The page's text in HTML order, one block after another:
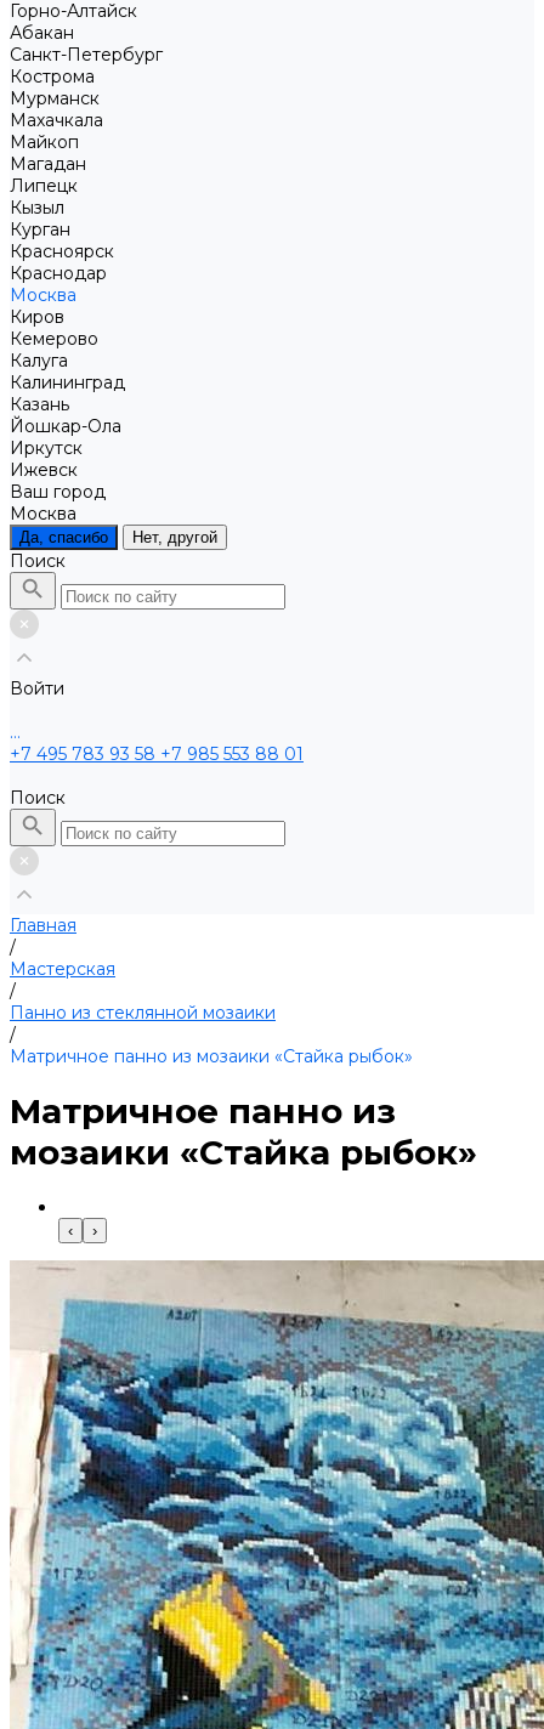
Горно-Алтайск
Абакан
Санкт-Петербург
Кострома
Мурманск
Махачкала
Майкоп
Магадан
Липецк
Кызыл
Курган
Красноярск
Краснодар
Москва
Киров
Кемерово
Калуга
Калининград
Казань
Йошкар-Ола
Иркутск
Ижевск
Ваш город
Москва
Да, спасибо Нет, другой
Поиск
Войти
...
+7 495 783 93 58 +7 985 553 88 01
Поиск
Главная
/
Мастерская
/
Панно из стеклянной мозаики
/
Матричное панно из мозаики «Стайка рыбок»
Матричное панно из
мозаики «Стайка рыбок»
‹ ›